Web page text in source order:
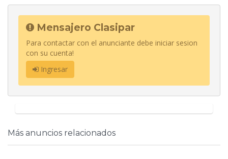
Mensajero Clasipar
Para contactar con el anunciante debe iniciar sesion
con su cuenta!
Ingresar
Más anuncios relacionados